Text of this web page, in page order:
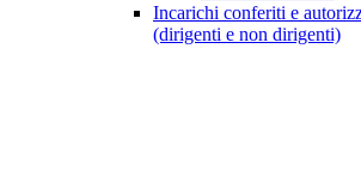
Incarichi conferiti e
(dirigenti e non dirigenti)